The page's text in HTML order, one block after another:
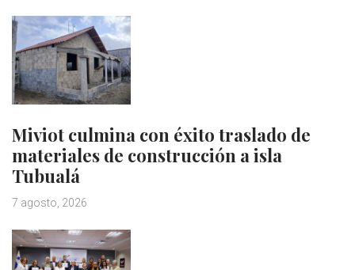
Miviot culmina con éxito traslado de
materiales de construcción a isla
Tubualá
7 agosto, 2026